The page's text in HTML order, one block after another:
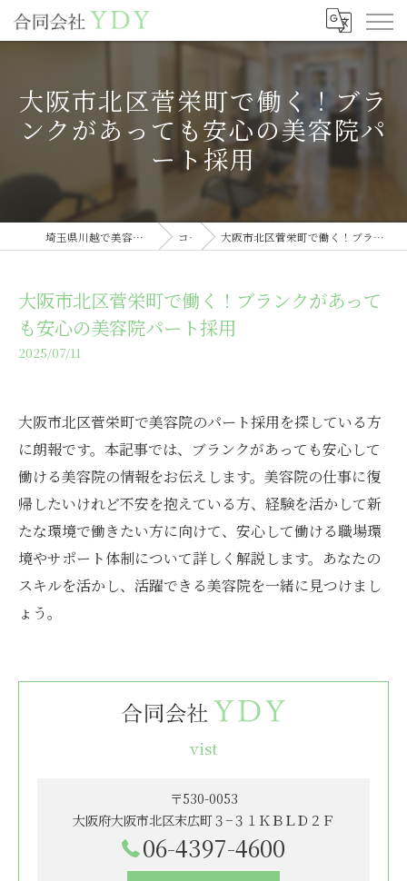
大阪市北区菅栄町で働く！ブラ
ンクがあっても安心の美容院パ
ート採用
埼玉県川越で美容室の求人なら合同会社YDY コラム 大阪市北区菅栄町で働く！ブランクがあっても安心の美容院パート採用
大阪市北区菅栄町で働く！ブランクがあって
も安心の美容院パート採用
2025/07/11
大阪市北区菅栄町で美容院のパート採用を探している方
に朗報です。本記事では、ブランクがあっても安心して
働ける美容院の情報をお伝えします。美容院の仕事に復
帰したいけれど不安を抱えている方、経験を活かして新
たな環境で働きたい方に向けて、安心して働ける職場環
境やサポート体制について詳しく解説します。あなたの
スキルを活かし、活躍できる美容院を一緒に見つけまし
ょう。
vist
〒530-0053
大阪府大阪市北区末広町３−３１ＫＢＬＤ２Ｆ
06-4397-4600